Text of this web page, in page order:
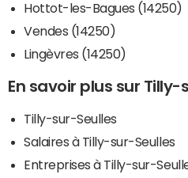
Hottot-les-Bagues (14250)
Vendes (14250)
Lingèvres (14250)
En savoir plus sur Tilly-
Tilly-sur-Seulles
Salaires à Tilly-sur-Seulles
Entreprises à Tilly-sur-